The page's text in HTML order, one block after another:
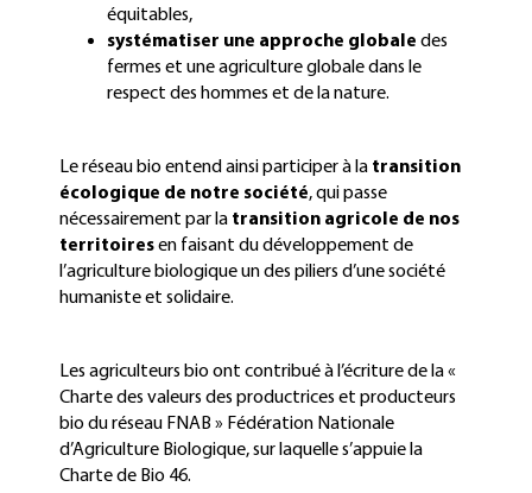
équitables,
systématiser une approche globale des
fermes et une agriculture globale dans le
respect des hommes et de la nature.
Le réseau bio entend ainsi participer à la transition
écologique de notre société, qui passe
nécessairement par la transition agricole de nos
territoiresen faisant du développement de
l’agriculture biologique un des piliers d’une société
humaniste et solidaire.
Les agriculteurs bio ont contribué à l’écriture de la «
Charte des valeurs des productrices et producteurs
bio du réseau FNAB » Fédération Nationale
d’Agriculture Biologique, sur laquelle s’appuie la
Charte de Bio 46.